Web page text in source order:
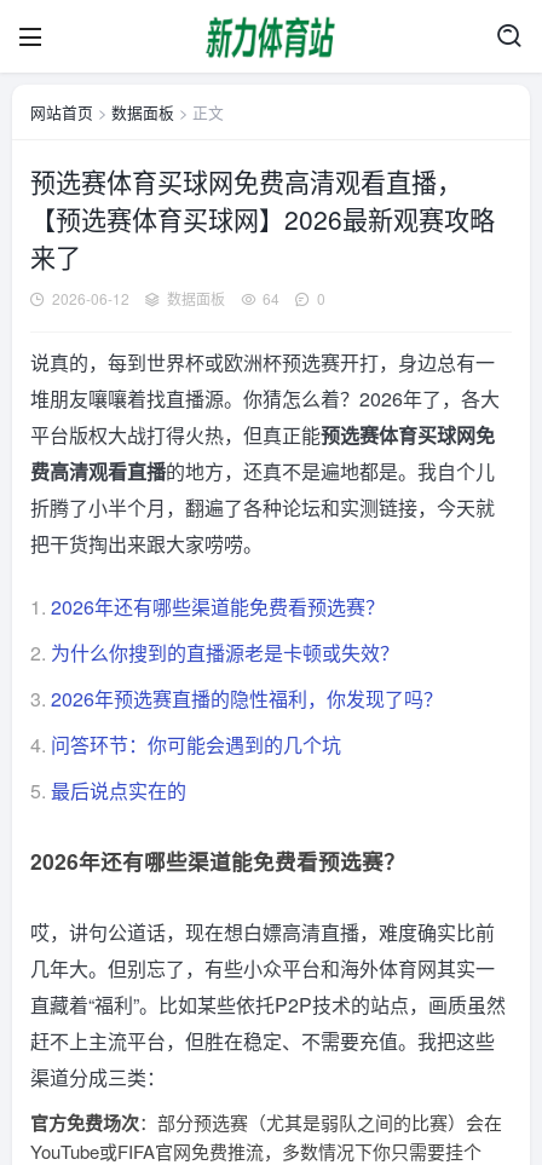
网站首页 > 数据面板 > 正文
预选赛体育买球网免费高清观看直播，
【预选赛体育买球网】2026最新观赛攻略
来了
2026-06-12 数据面板 64 0
说真的，每到世界杯或欧洲杯预选赛开打，身边总有一
堆朋友嚷嚷着找直播源。你猜怎么着？2026年了，各大
平台版权大战打得火热，但真正能预选赛体育买球网免
费高清观看直播的地方，还真不是遍地都是。我自个儿
折腾了小半个月，翻遍了各种论坛和实测链接，今天就
把干货掏出来跟大家唠唠。
1. 2026年还有哪些渠道能免费看预选赛？
2. 为什么你搜到的直播源老是卡顿或失效？
3. 2026年预选赛直播的隐性福利，你发现了吗？
4. 问答环节：你可能会遇到的几个坑
5. 最后说点实在的
2026年还有哪些渠道能免费看预选赛？
哎，讲句公道话，现在想白嫖高清直播，难度确实比前
几年大。但别忘了，有些小众平台和海外体育网其实一
直藏着“福利”。比如某些依托P2P技术的站点，画质虽然
赶不上主流平台，但胜在稳定、不需要充值。我把这些
渠道分成三类：
官方免费场次：部分预选赛（尤其是弱队之间的比赛）会在
YouTube或FIFA官网免费推流，多数情况下你只需要挂个